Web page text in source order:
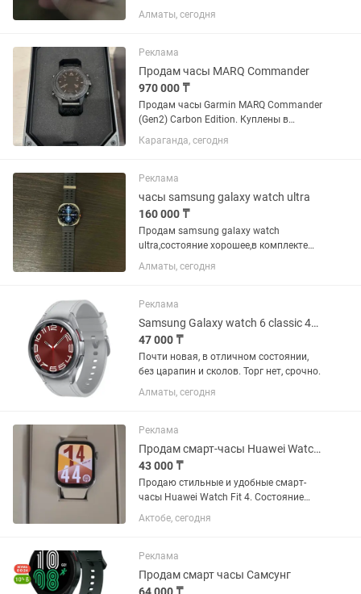
циферблатов, много функций,запасной
ремешок, коробка все имеется
Алматы, сегодня
Реклама
Продам часы MARQ Commander
970 000 ₸
Продам часы Garmin MARQ Commander
(Gen2) Carbon Edition. Куплены в
октябре 2025 года у официального
представителя в Казахстане. Гарантия
Состояние хорошее. Полная...
Караганда, сегодня
Реклама
часы samsung galaxy watch ultra
160 000 ₸
Продам samsung galaxy watch
ultra,состояние хорошее,в комплекте
всё имеется носили пол года,продажа
в связи с преобритением нового
оставшиеся вопросы по номеру
Алматы, сегодня
Реклама
Samsung Galaxy watch 6 classic 43mm
47 000 ₸
Почти новая, в отличном состоянии,
без царапин и сколов. Торг нет, срочно.
Алматы, сегодня
Реклама
Продам смарт-часы Huawei Watch Fit 4
43 000 ₸
Продаю стильные и удобные смарт-
часы Huawei Watch Fit 4. Состояние
отличное, всё работает без нареканий.
Основные характеристики: Модель:
белый (светлый...
Актобе, сегодня
Реклама
Продам смарт часы Самсунг